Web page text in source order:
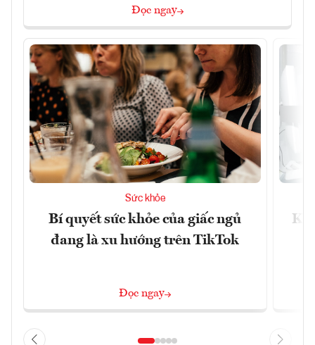
Đọc ngay
Sức khỏe
Bí quyết sức khỏe của giấc ngủ
đang là xu hướng trên TikTok
Đọc ngay